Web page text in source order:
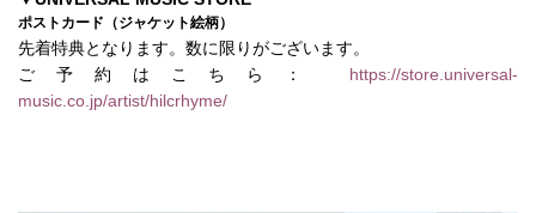
ポストカード（ジャケット絵柄）
先着特典となります。数に限りがございます。
ご予約はこちら：
https://store.universal-
music.co.jp/artist/hilcrhyme/